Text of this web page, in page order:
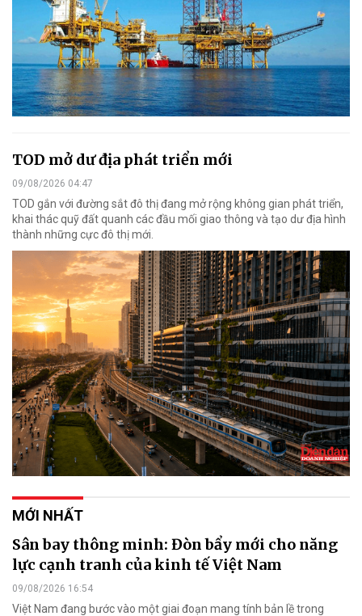
TOD mở dư địa phát triển mới
09/08/2026 04:47
TOD gắn với đường sắt đô thị đang mở rộng không gian phát triển,
khai thác quỹ đất quanh các đầu mối giao thông và tạo dư địa hình
thành những cực đô thị mới.
MỚI NHẤT
Sân bay thông minh: Đòn bẩy mới cho năng
lực cạnh tranh của kinh tế Việt Nam
09/08/2026 16:54
Việt Nam đang bước vào một giai đoạn mang tính bản lề trong